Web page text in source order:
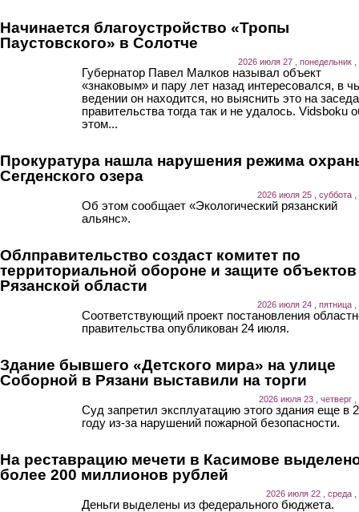
Начинается благоустройство «Тропы
Паустовского» в Солотче
2026 июля 27 , понедельник ,
Губернатор Павел Малков называл объект
«знаковым» и пару лет назад интересовался, в
ведении он находится, но выяснить это на
правительства тогда так и не удалось. Vidsboku
этом...
Прокуратура нашла нарушения режима
Сегденского озера
2026 июля 25 , суббота ,
Об этом сообщает «Экологический рязанский
альянс».
Облправительство создаст комитет по
территориальной обороне и защите объектов
Рязанской области
2026 июля 24 , пятница ,
Соответствующий проект постановления
правительства опубликован 24 июля.
Здание бывшего «Детского мира» на улице
Соборной в Рязани выставили на торги
2026 июля 23 , четверг ,
Суд запретил эксплуатацию этого здания еще в
году из-за нарушений пожарной безопасности.
На реставрацию мечети в Касимове
более 200 миллионов рублей
2026 июля 22 , среда ,
Деньги выделены из федерального бюджета.